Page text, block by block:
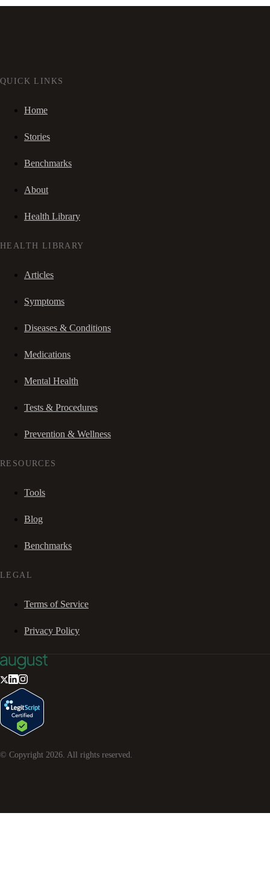
QUICK LINKS
Home
Stories
Benchmarks
About
Health Library
HEALTH LIBRARY
Articles
Symptoms
Diseases & Conditions
Medications
Mental Health
Tests & Procedures
Prevention & Wellness
RESOURCES
Tools
Blog
Benchmarks
LEGAL
Terms of Service
Privacy Policy
© Copyright 2026 . All rights reserved.